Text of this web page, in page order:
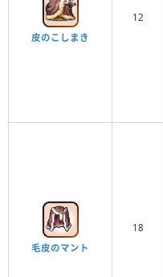
皮のこしまき
12
毛皮のマント
18